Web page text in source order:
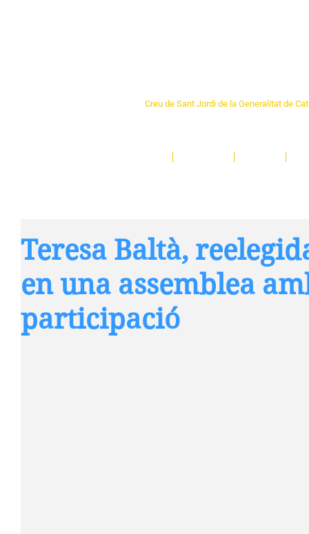
Creu de Sant Jordi de la Generalitat de
Teresa Baltà,
en una assemblea
participació